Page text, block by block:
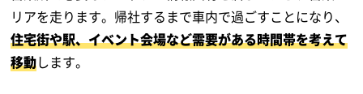
リアを走ります。帰社するまで車内で過ごすことになり、
住宅街や駅、イベント会場など需要がある時間帯を考えて
移動します。